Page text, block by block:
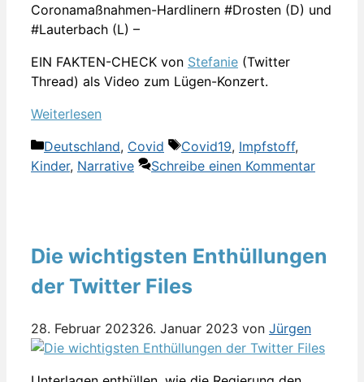
Coronamaßnahmen-Hardlinern #Drosten (D) und
#Lauterbach (L) –
EIN FAKTEN-CHECK von Stefanie (Twitter
Thread) als Video zum Lügen-Konzert.
Weiterlesen
Kategorien
Deutschland, Covid Schlagwörter
Covid19, Impfstoff,
Kinder, Narrative Schreibe einen Kommentar
Die wichtigsten Enthüllungen
der Twitter Files
28. Februar 202326. Januar 2023 von Jürgen